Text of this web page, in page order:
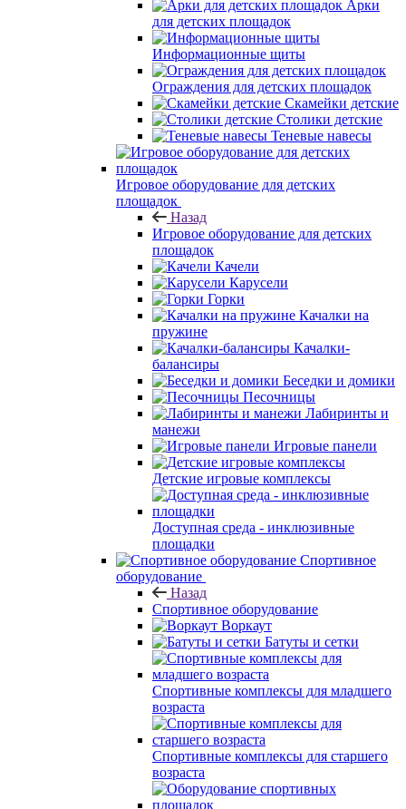
Арки
для детских площадок
Информационные щиты
Ограждения для детских площадок
Скамейки детские
Столики детские
Теневые навесы
Игровое оборудование для детских
площадок
Назад
Игровое оборудование для детских
площадок
Качели
Карусели
Горки
Качалки на
пружине
Качалки-
балансиры
Беседки и домики
Песочницы
Лабиринты и
манежи
Игровые панели
Детские игровые комплексы
Доступная среда - инклюзивные
площадки
Спортивное
оборудование
Назад
Спортивное оборудование
Воркаут
Батуты и сетки
Спортивные комплексы для младшего
возраста
Спортивные комплексы для старшего
возраста